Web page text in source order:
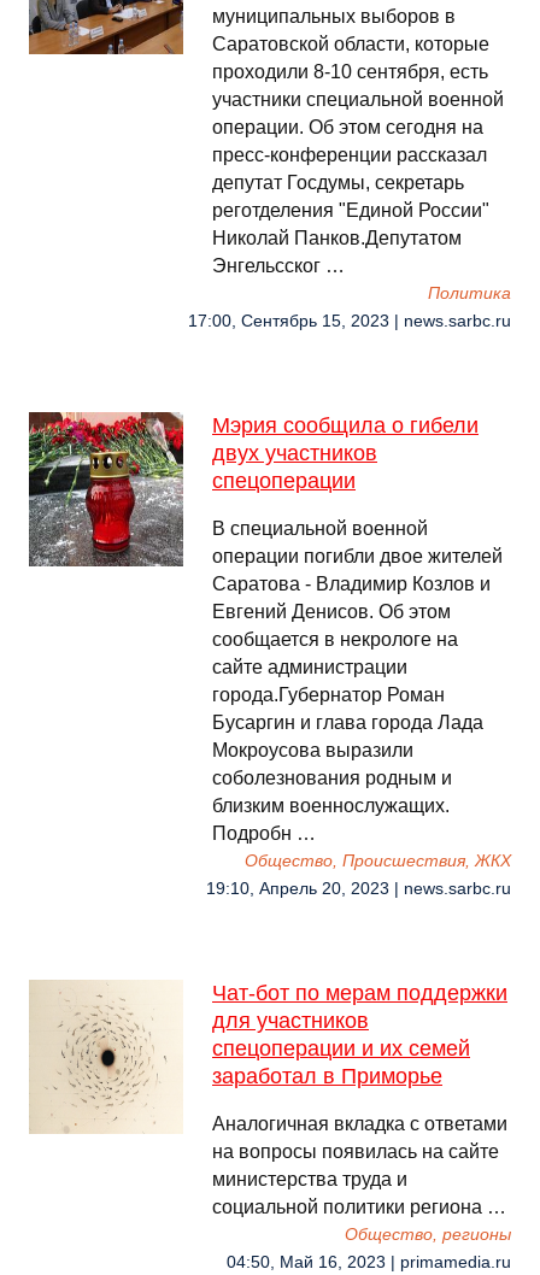
муниципальных выборов в
Саратовской области, которые
проходили 8-10 сентября, есть
участники специальной военной
операции. Об этом сегодня на
пресс-конференции рассказал
депутат Госдумы, секретарь
реготделения "Единой России"
Николай Панков.Депутатом
Энгельсског …
Политика
17:00, Сентябрь 15, 2023 | news.sarbc.ru
Мэрия сообщила о гибели
двух участников
спецоперации
В специальной военной
операции погибли двое жителей
Саратова - Владимир Козлов и
Евгений Денисов. Об этом
сообщается в некрологе на
сайте администрации
города.Губернатор Роман
Бусаргин и глава города Лада
Мокроусова выразили
соболезнования родным и
близким военнослужащих.
Подробн …
Общество, Происшествия, ЖКХ
19:10, Апрель 20, 2023 | news.sarbc.ru
Чат-бот по мерам поддержки
для участников
спецоперации и их семей
заработал в Приморье
Аналогичная вкладка с ответами
на вопросы появилась на сайте
министерства труда и
социальной политики региона …
Общество, регионы
04:50, Май 16, 2023 | primamedia.ru